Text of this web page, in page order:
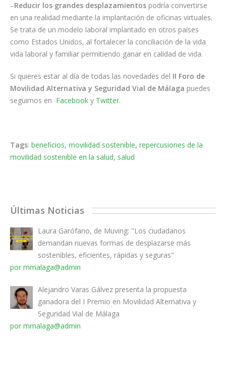
–Reducir los grandes desplazamientos podría convertirse
en una realidad mediante la implantación de oficinas virtuales.
Se trata de un modelo laboral implantado en otros países
como Estados Unidos, al fortalecer la conciliación de la vida
vida laboral y familiar permitiendo ganar en calidad de vida.
Si quieres estar al día de todas las novedades del II Foro de
Movilidad Alternativa y Seguridad Vial de Málaga puedes
seguirnos en Facebook y Twitter.
Tags: beneficios, movilidad sostenible, repercusiones de la
movilidad sostenible en la salud, salud
Últimas Noticias
Laura Garófano, de Muving: "Los ciudadanos
demandan nuevas formas de desplazarse más
sostenibles, eficientes, rápidas y seguras"
por mmalaga@admin
Alejandro Varas Gálvez presenta la propuesta
ganadora del I Premio en Movilidad Alternativa y
Seguridad Vial de Málaga
por mmalaga@admin